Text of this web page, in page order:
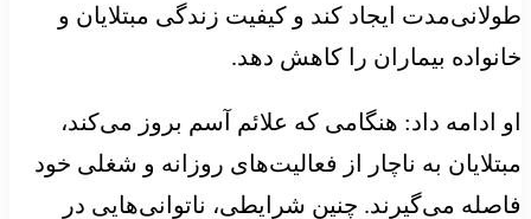
طولانی‌مدت ایجاد کند و کیفیت زندگی مبتلایان و
خانواده بیماران را کاهش دهد.
او ادامه داد: هنگامی که علائم آسم بروز می‌کند،
مبتلایان به ناچار از فعالیت‌های روزانه و شغلی خود
فاصله‌ می‌گیرند. چنین شرایطی، ناتوانی‌هایی در